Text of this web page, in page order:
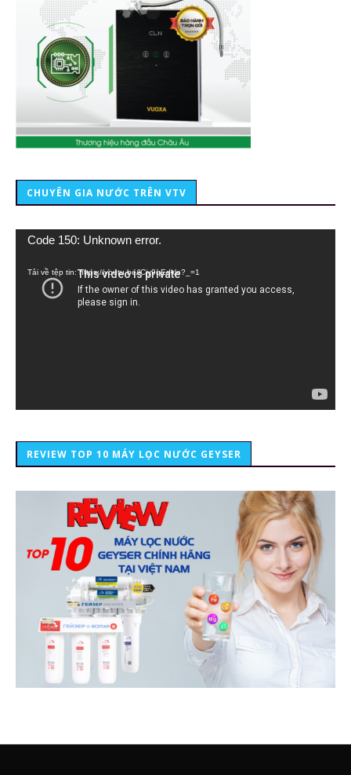
CHUYÊN GIA NƯỚC TRÊN VTV
Trình
Code 150: Unknown error.
Tải về tệp tin: https://youtu.be/lCiy9qEdklo?_=1
REVIEW TOP 10 MÁY LỌC NƯỚC GEYSER